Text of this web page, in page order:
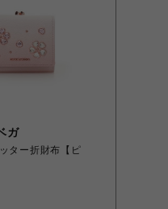
ガ
ター折財布【ピ